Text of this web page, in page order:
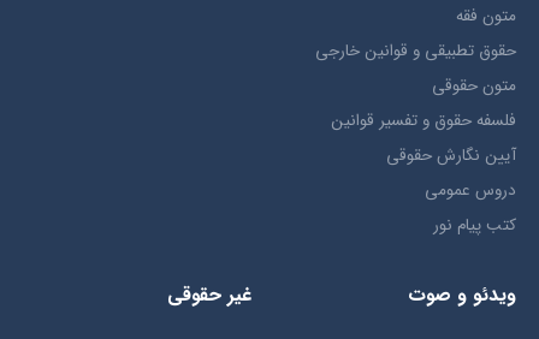
متون فقه
حقوق تطبيقي و قوانین خارجی
متون حقوقي
فلسفه حقوق و تفسیر قوانین
آیین نگارش حقوقی
دروس عمومی
کتب پیام نور
ویدئو و صوت غیر حقوقی